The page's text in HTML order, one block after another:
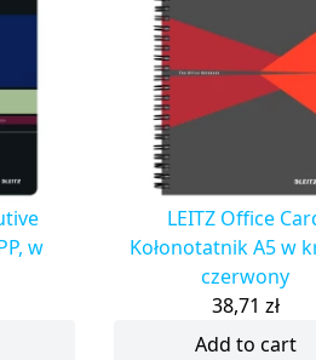
w
LEITZ Office
Kołonotatnik A5 w
czerwony
38,71 zł
Add to cart